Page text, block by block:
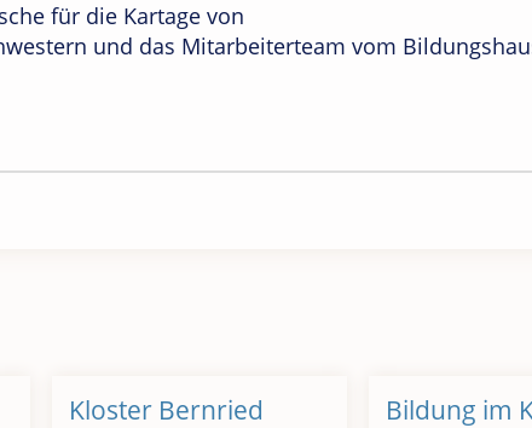
für die Kartage von
und das Mitarbeiterteam vom
Kloster Bernried Bildung im